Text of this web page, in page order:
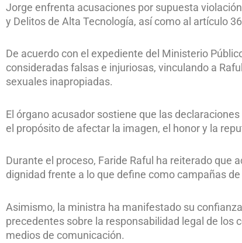
Jorge enfrenta acusaciones por supuesta
y Delitos de Alta Tecnología, así como al artículo
De acuerdo con el expediente del Ministerio
consideradas falsas e injuriosas, vinculando a
sexuales inapropiadas.
El órgano acusador sostiene que las
el propósito de afectar la imagen, el honor y la
Durante el proceso, Faride Raful ha reiterado que
dignidad frente a lo que define como campañas
Asimismo, la ministra ha manifestado su
precedentes sobre la responsabilidad legal de
medios de comunicación.